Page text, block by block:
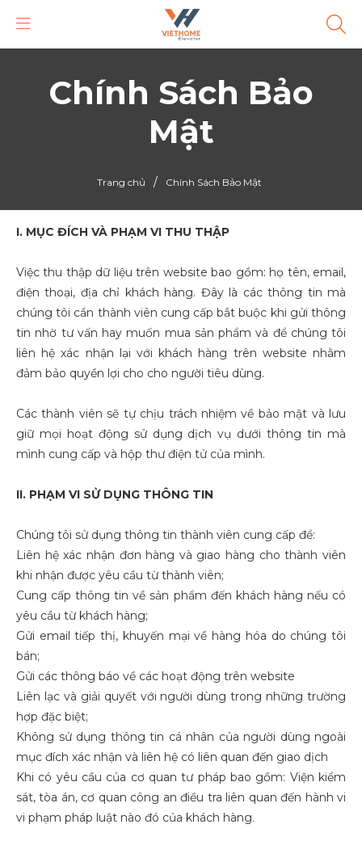
Chính Sách Bảo
Mật
Trang chủ / Chính Sách Bảo Mật
I. MỤC ĐÍCH VÀ PHẠM VI THU THẬP
Việc thu thập dữ liệu trên website bao gồm: họ tên, email,
điện thoại, địa chỉ khách hàng. Đây là các thông tin mà
chúng tôi cần thành viên cung cấp bắt buộc khi gửi thông
tin nhờ tư vấn hay muốn mua sản phẩm và để chúng tôi
liên hệ xác nhận lại với khách hàng trên website nhằm
đảm bảo quyền lợi cho cho người tiêu dùng.
Các thành viên sẽ tự chịu trách nhiệm về bảo mật và lưu
giữ mọi hoạt động sử dụng dịch vụ dưới thông tin mà
mình cung cấp và hộp thư điện tử của mình.
II. PHẠM VI SỬ DỤNG THÔNG TIN
Chúng tôi sử dụng thông tin thành viên cung cấp để:
Liên hệ xác nhận đơn hàng và giao hàng cho thành viên
khi nhận được yêu cầu từ thành viên;
Cung cấp thông tin về sản phẩm đến khách hàng nếu có
yêu cầu từ khách hàng;
Gửi email tiếp thị, khuyến mại về hàng hóa do chúng tôi
bán;
Gửi các thông báo về các hoạt động trên website
Liên lạc và giải quyết với người dùng trong những trường
hợp đặc biệt;
Không sử dụng thông tin cá nhân của người dùng ngoài
mục đích xác nhận và liên hệ có liên quan đến giao dịch
Khi có yêu cầu của cơ quan tư pháp bao gồm: Viện kiểm
sát, tòa án, cơ quan công an điều tra liên quan đến hành vi
vi phạm pháp luật nào đó của khách hàng.